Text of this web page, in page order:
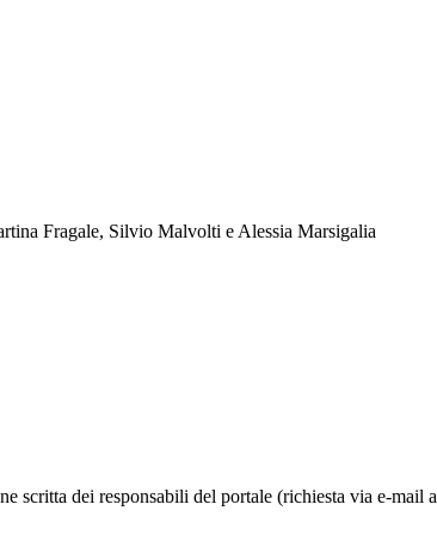
Fragale, Silvio Malvolti e Alessia Marsigalia
scritta dei responsabili del portale (richiesta via e-mail a